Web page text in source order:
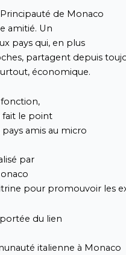
de Monaco
amitié. Un
pays qui, en plus
partagent depuis
économique.
fonction,
fait le point
amis au micro
par
pour promouvoir les
du lien
italienne à Monaco